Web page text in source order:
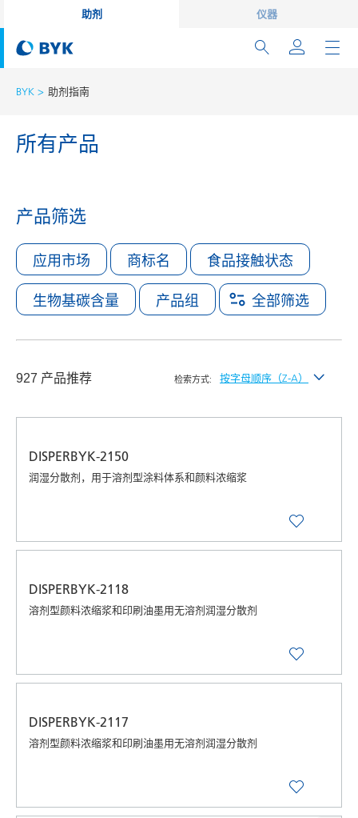
助剂 仪器
BYK 助剂指南
所有产品
产品筛选
应用市场 商标名 食品接触状态
生物基碳含量 产品组 全部筛选
927 产品推荐 检索方式: 按字母顺序（Z-A）
DISPERBYK-2150
润湿分散剂，用于溶剂型涂料体系和颜料浓缩浆
DISPERBYK-2118
溶剂型颜料浓缩浆和印刷油墨用无溶剂润湿分散剂
DISPERBYK-2117
溶剂型颜料浓缩浆和印刷油墨用无溶剂润湿分散剂